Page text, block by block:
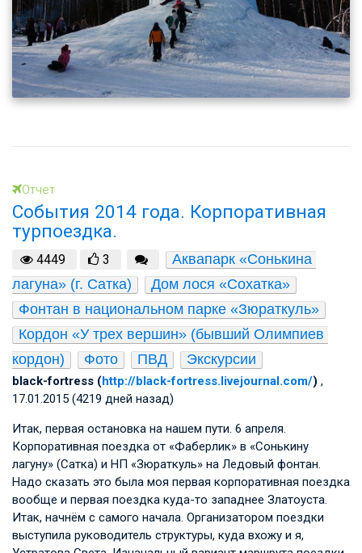
Отчет
События 2014 года. Корпоративная
турпоездка.
4449 3
Аквапарк «Сонькина
лагуна» (г. Сатка)
Дом лося «Сохатка»
Фонтан в национальном парке «Зюраткуль»
Кордон «У трех вершин» (бывший Олимпиев
кордон)
Фото ПВД Экскурсии
black-fortress (http://black-fortress.livejournal.com/) ,
17.01.2015 (4219 дней назад)
Итак, первая остановка на нашем пути. 6 апреля.
Корпоративная поездка от «Фаберлик» в «Сонькину
лагуну» (Сатка) и НП «Зюраткуль» на Ледовый фонтан.
Надо сказать это была моя первая корпоративная поездка
вообще и первая поездка куда-то западнее Златоуста.
Итак, начнём с самого начала. Организатором поездки
выступила руководитель структуры, куда вхожу и я,